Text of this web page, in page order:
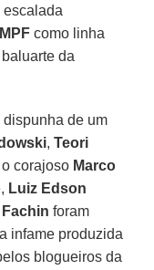
escalada
MPF como linha
da
de um
,Teori
o corajoso Marco
Luiz Edson
Fachin foram
infame produzida
blogueiros da